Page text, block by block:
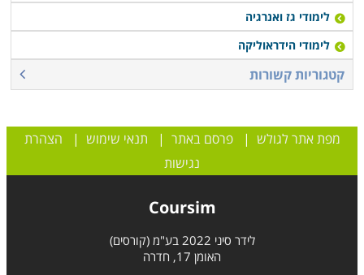
לימודי גז ואנרגיה
לימודי הידראוליקה
קטגוריות קשורות
מפת אתר לגולש |פרסם באתר | תנאי שימוש | הצהרת
נגישות
Coursim
לידר סיני 2022 בע"מ (קורסים)
האומן 17, חדרה